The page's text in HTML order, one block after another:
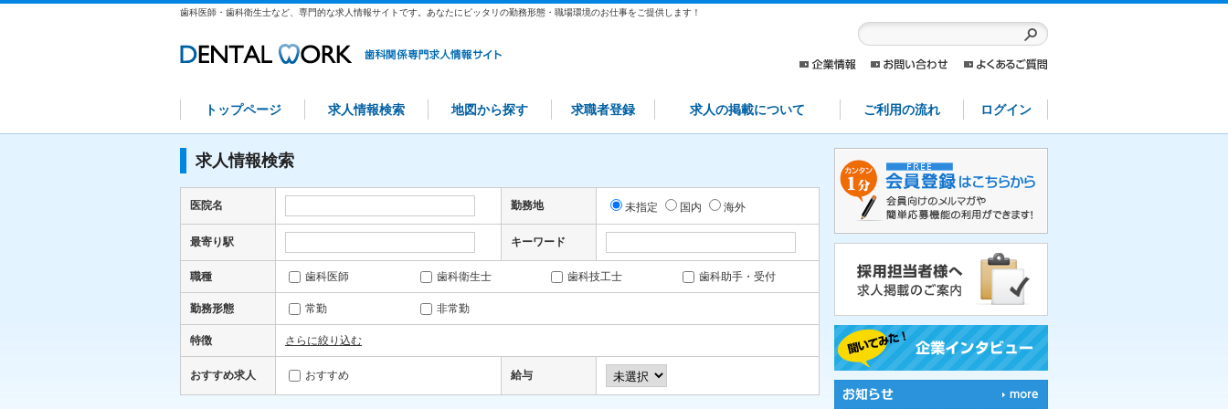
歯科医師・歯科衛生士など、専門的な求人情報サイトです。あなたにピッタリの勤務形態・職場環境のお仕事をご提供します！
トップページ 求人情報検索 地図から探す 求職者登録 求人の掲載について ご利用の流れ ログイン
求人情報検索
医院名 勤務地 未指定 国内 海外
最寄り駅 キーワード
職種 歯科医師 歯科衛生士 歯科技工士 歯科助手・受付
勤務形態 常勤 非常勤
特徴 さらに絞り込む
おすすめ求人 おすすめ 給与